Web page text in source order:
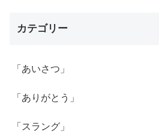
カテゴリー
「あいさつ」
「ありがとう」
「スラング」